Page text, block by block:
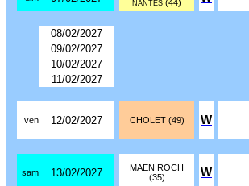
NANTES (44)
08/02/2027
09/02/2027
10/02/2027
11/02/2027
ven 12/02/2027 CHOLET (49) W
sam 13/02/2027
MAEN ROCH
(35)
W